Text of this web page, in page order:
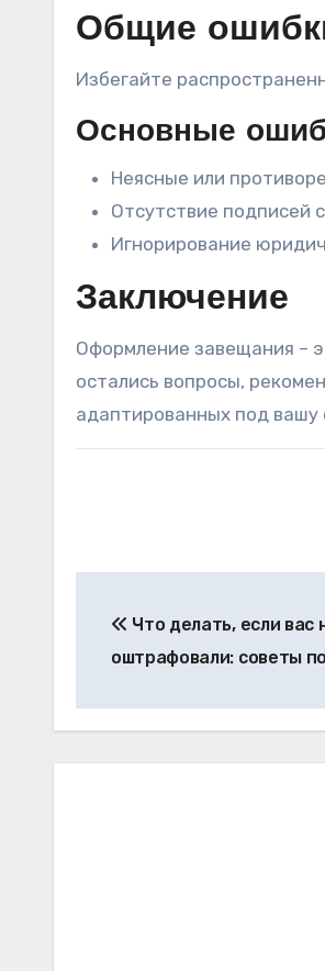
Общие
Избегайте
Основные
Неясные или
Отсутствие подписей
Игнорирование
Заключение
Оформление завещания –
остались вопросы,
адаптированных под вашу
по
Что делать, если вас
оштрафовали: советы